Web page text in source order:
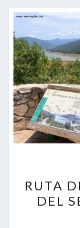
RUTA
DEL